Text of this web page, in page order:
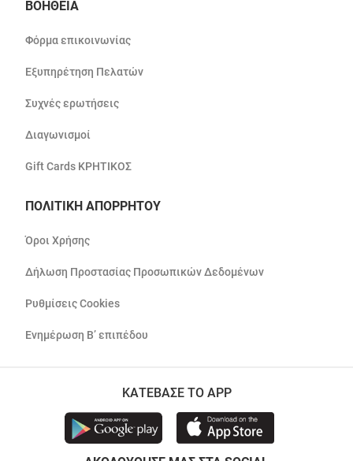
ΒΟΗΘΕΙΑ
Φόρμα επικοινωνίας
Εξυπηρέτηση Πελατών
Συχνές ερωτήσεις
Διαγωνισμοί
Gift Cards ΚΡΗΤΙΚΟΣ
ΠΟΛΙΤΙΚΗ ΑΠΟΡΡΗΤΟΥ
Όροι Χρήσης
Δήλωση Προστασίας Προσωπικών Δεδομένων
Ρυθμίσεις Cookies
Ενημέρωση Β’ επιπέδου
ΚΑΤΕΒΑΣΕ ΤΟ APP